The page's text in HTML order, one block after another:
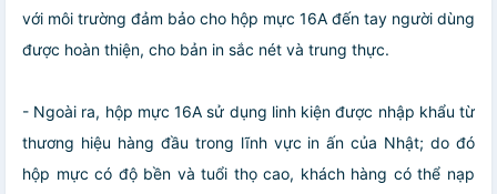
với môi trường đảm bảo cho hộp mực 16A đến tay người dùng
được hoàn thiện, cho bản in sắc nét và trung thực.
- Ngoài ra, hộp mực 16A sử dụng linh kiện được nhập khẩu từ
thương hiệu hàng đầu trong lĩnh vực in ấn của Nhật; do đó
hộp mực có độ bền và tuổi thọ cao, khách hàng có thể nạp